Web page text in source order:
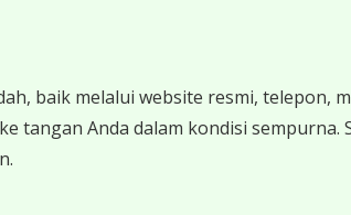
baik melalui website resmi, telepon,
tangan Anda dalam kondisi sempurna.